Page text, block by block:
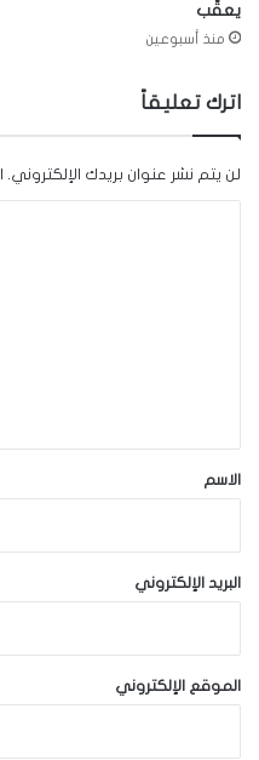
يعقّب
منذ أسبوعين
اترك تعليقاً
لن يتم نشر عنوان بريدك الإلكتروني.
*الاسم
البريد الإلكتروني
الموقع الإلكتروني